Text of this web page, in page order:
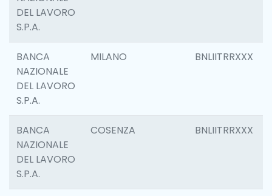
DEL LAVORO
S.P.A.
BANCA
NAZIONALE
DEL LAVORO
S.P.A.
MILANO BNLIITRRXXX
BANCA
NAZIONALE
DEL LAVORO
S.P.A.
COSENZA BNLIITRRXXX